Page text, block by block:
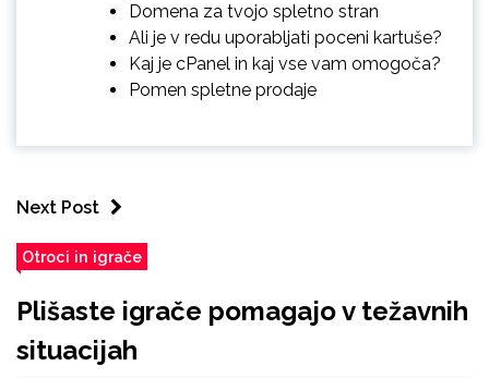
Domena za tvojo spletno stran
Ali je v redu uporabljati poceni kartuše?
Kaj je cPanel in kaj vse vam omogoča?
Pomen spletne prodaje
Next Post
Otroci in igrače
Plišaste igrače pomagajo v težavnih
situacijah